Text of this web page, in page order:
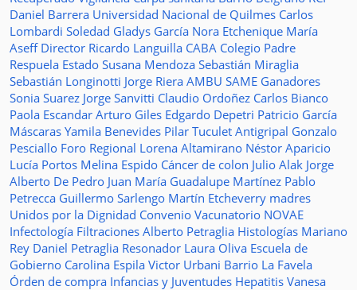
Daniel Barrera Universidad Nacional de Quilmes Carlos
Lombardi Soledad Gladys García Nora Etchenique María
Aseff Director Ricardo Languilla CABA Colegio Padre
Respuela Estado Susana Mendoza Sebastián Miraglia
Sebastián Longinotti Jorge Riera AMBU SAME Ganadores
Sonia Suarez Jorge Sanvitti Claudio Ordoñez Carlos Bianco
Paola Escandar Arturo Giles Edgardo Depetri Patricio García
Máscaras Yamila Benevides Pilar Tuculet Antigripal Gonzalo
Pesciallo Foro Regional Lorena Altamirano Néstor Aparicio
Lucía Portos Melina Espido Cáncer de colon Julio Alak Jorge
Alberto De Pedro Juan María Guadalupe Martínez Pablo
Petrecca Guillermo Sarlengo Martín Etcheverry madres
Unidos por la Dignidad Convenio Vacunatorio NOVAE
Infectología Filtraciones Alberto Petraglia Histologías Mariano
Rey Daniel Petraglia Resonador Laura Oliva Escuela de
Gobierno Carolina Espila Victor Urbani Barrio La Favela
Órden de compra Infancias y Juventudes Hepatitis Vanesa